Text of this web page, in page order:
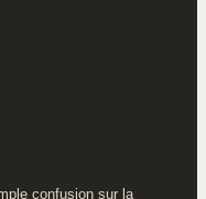
confusion sur la